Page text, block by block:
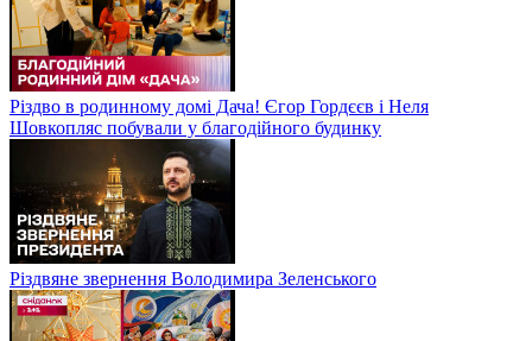
Різдво в родинному домі Дача! Єгор Гордєєв і Неля
Шовкопляс побували у благодійного будинку
Різдвяне звернення Володимира Зеленського